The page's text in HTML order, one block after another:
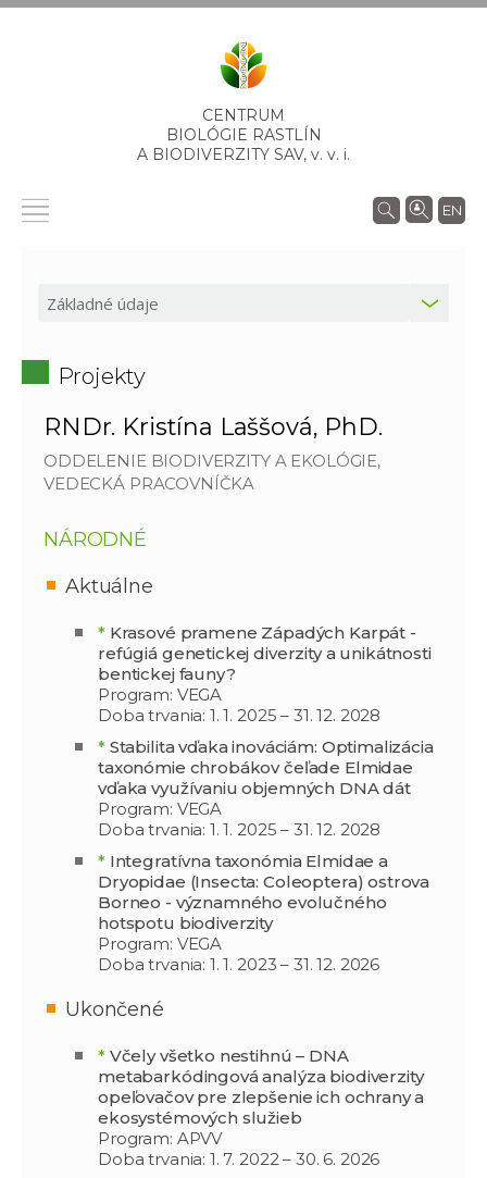
CENTRUM
BIOLÓGIE RASTLÍN
A BIODIVERZITY SAV, v. v. i.
EN
Projekty
RNDr. Kristína Laššová, PhD.
ODDELENIE BIODIVERZITY A EKOLÓGIE,
VEDECKÁ PRACOVNÍČKA
NÁRODNÉ
Aktuálne
*Krasové pramene Západých Karpát -
refúgiá genetickej diverzity a unikátnosti
bentickej fauny?
Program: VEGA
Doba trvania: 1. 1. 2025 – 31. 12. 2028
*Stabilita vďaka inováciám: Optimalizácia
taxonómie chrobákov čeľade Elmidae
vďaka využívaniu objemných DNA dát
Program: VEGA
Doba trvania: 1. 1. 2025 – 31. 12. 2028
*Integratívna taxonómia Elmidae a
Dryopidae (Insecta: Coleoptera) ostrova
Borneo - významného evolučného
hotspotu biodiverzity
Program: VEGA
Doba trvania: 1. 1. 2023 – 31. 12. 2026
Ukončené
*Včely všetko nestihnú – DNA
metabarkódingová analýza biodiverzity
opeľovačov pre zlepšenie ich ochrany a
ekosystémových služieb
Program: APVV
Doba trvania: 1. 7. 2022 – 30. 6. 2026